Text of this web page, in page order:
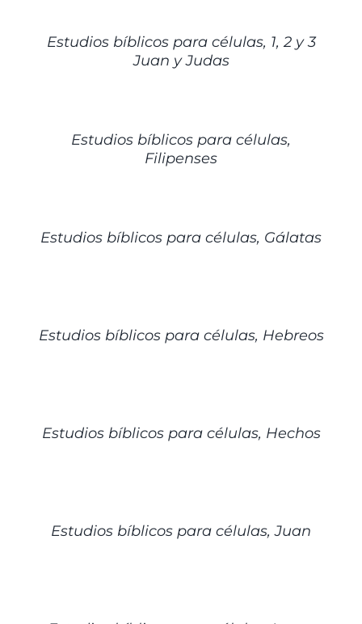
Estudios bíblicos para células, 1, 2 y 3
Juan y Judas
Estudios bíblicos para células,
Filipenses
Estudios bíblicos para células, Gálatas
Estudios bíblicos para células, Hebreos
Estudios bíblicos para células, Hechos
Estudios bíblicos para células, Juan